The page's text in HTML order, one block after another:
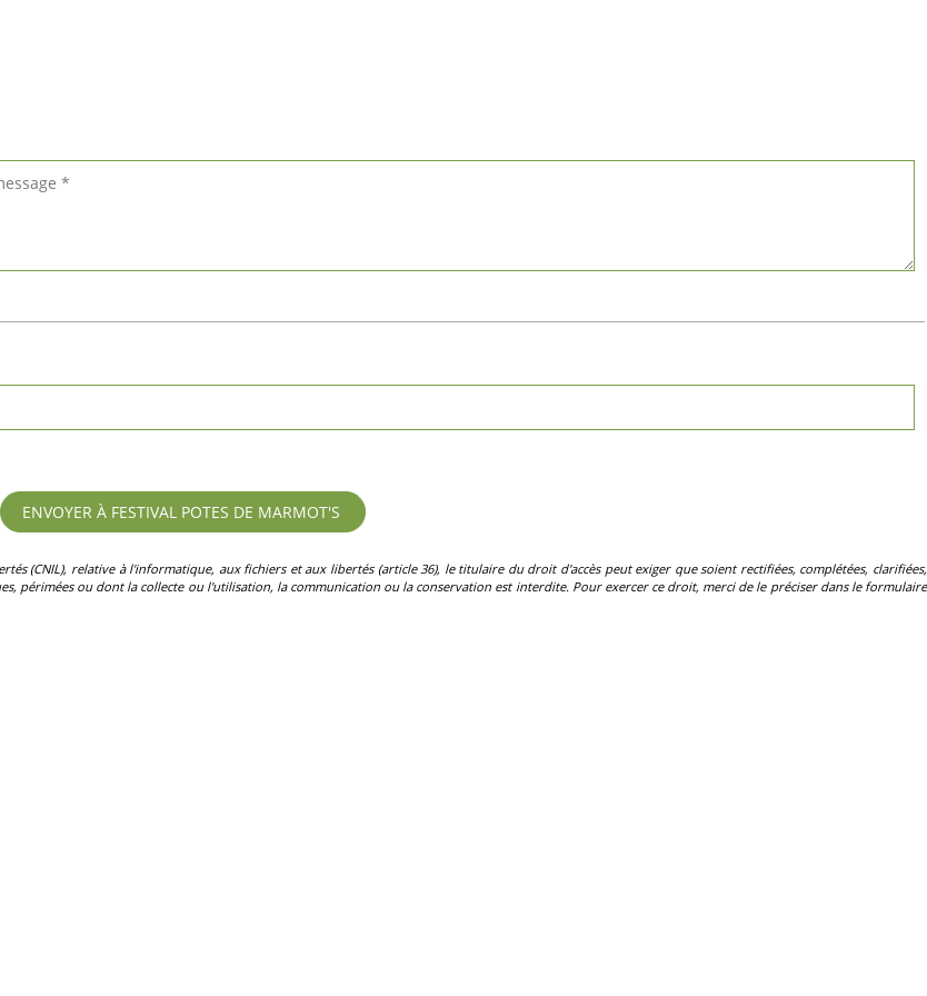
(CNIL), relative à l'informatique, aux fichiers et aux libertés (article 36), le titulaire du droit d'accès peut exiger que soient rectifiées, complétées, clarifiées,
périmées ou dont la collecte ou l'utilisation, la communication ou la conservation est interdite. Pour exercer ce droit, merci de le préciser dans le formulaire